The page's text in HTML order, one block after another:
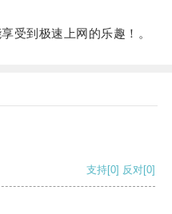
到极速上网的乐趣！。
支持[0] 反对[0]